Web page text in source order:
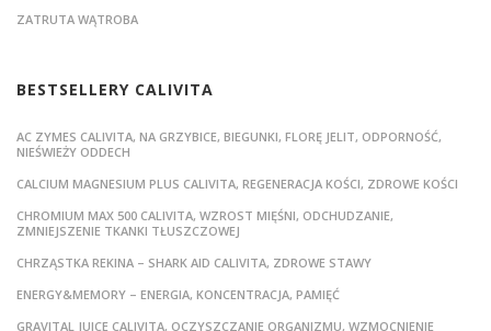
ZATRUTA WĄTROBA
BESTSELLERY CALIVITA
AC ZYMES CALIVITA, NA GRZYBICE, BIEGUNKI, FLORĘ JELIT, ODPORNOŚĆ,
NIEŚWIEŻY ODDECH
CALCIUM MAGNESIUM PLUS CALIVITA, REGENERACJA KOŚCI, ZDROWE KOŚCI
CHROMIUM MAX 500 CALIVITA, WZROST MIĘŚNI, ODCHUDZANIE,
ZMNIEJSZENIE TKANKI TŁUSZCZOWEJ
CHRZĄSTKA REKINA – SHARK AID CALIVITA, ZDROWE STAWY
ENERGY&MEMORY – ENERGIA, KONCENTRACJA, PAMIĘĆ
GRAVITAL JUICE CALIVITA, OCZYSZCZANIE ORGANIZMU, WZMOCNIENIE